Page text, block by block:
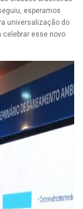
esperamos
universalização do
celebrar esse novo